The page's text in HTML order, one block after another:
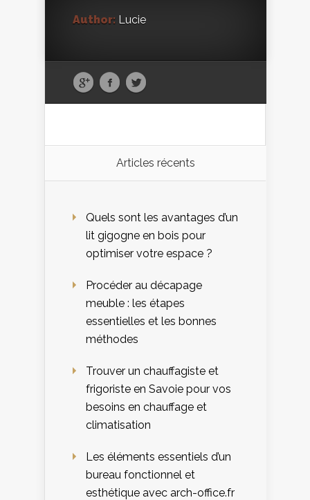
Author: Lucie
Articles récents
Quels sont les avantages d’un
lit gigogne en bois pour
optimiser votre espace ?
Procéder au décapage
meuble : les étapes
essentielles et les bonnes
méthodes
Trouver un chauffagiste et
frigoriste en Savoie pour vos
besoins en chauffage et
climatisation
Les éléments essentiels d’un
bureau fonctionnel et
esthétique avec arch-office.fr